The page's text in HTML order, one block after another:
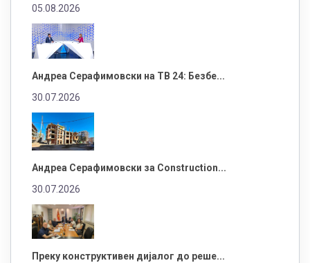
05.08.2026
Андреа Серафимовски на ТВ 24: Безбе...
30.07.2026
Андреа Серафимовски за Construction...
30.07.2026
Преку конструктивен дијалог до реше...